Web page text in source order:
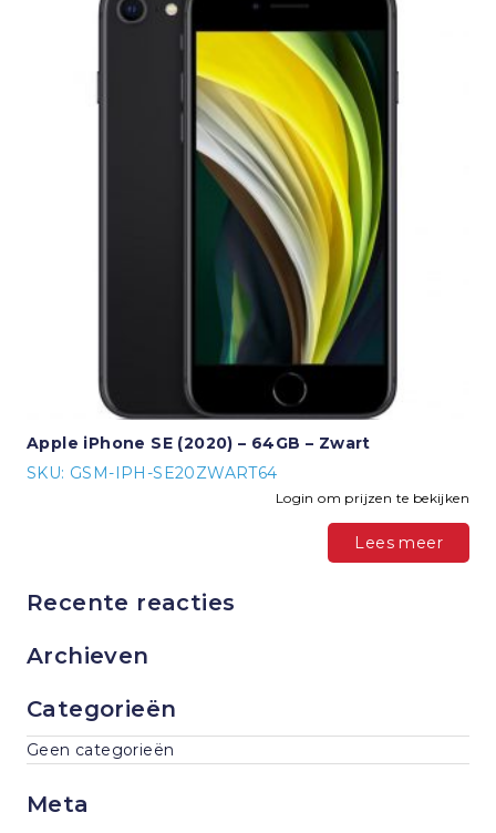
Apple iPhone SE (2020) – 64GB – Zwart
SKU: GSM-IPH-SE20ZWART64
Login om prijzen te bekijken
Lees meer
Recente reacties
Archieven
Categorieën
Geen categorieën
Meta